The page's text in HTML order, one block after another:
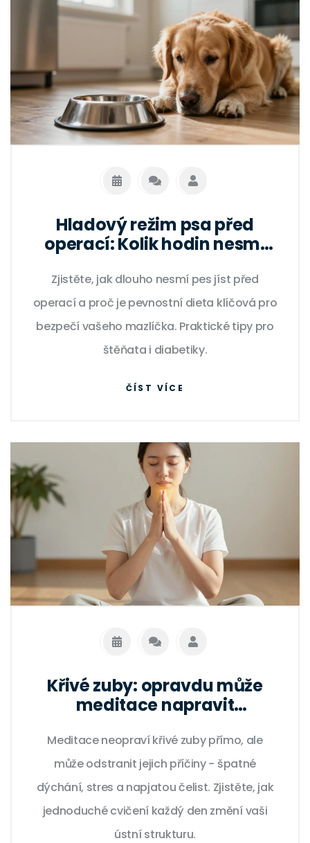
Hladový režim psa před
operací: Kolik hodin nesmí
Zjistěte, jak dlouho nesmí pes jíst před
operací a proč je pevnostní dieta klíčová pro
bezpečí vašeho mazlíčka. Praktické tipy pro
štěňata i diabetiky.
ČÍST VÍCE
Křivé zuby: opravdu může
meditace napravit
Meditace neopraví křivé zuby přímo, ale
může odstranit jejich příčiny - špatné
dýchání, stres a napjatou čelist. Zjistěte, jak
jednoduché cvičení každý den změní vaši
ústní strukturu.